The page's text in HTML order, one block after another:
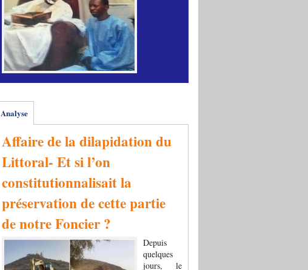
Analyse
Affaire de la dilapidation du
Littoral- Et si l’on
constitutionnalisait la
préservation de cette partie
de notre Foncier ?
Depuis
quelques
jours, le